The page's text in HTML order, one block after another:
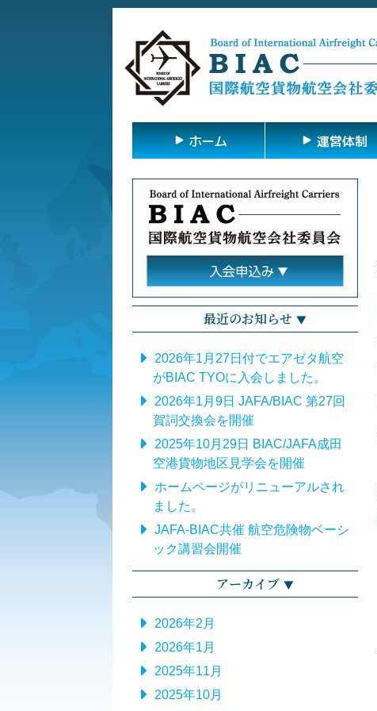
ホーム 運営体制
最近のお知らせ
2026年1月27日付でエアゼタ航空
がBIAC TYOに入会しました。
2026年1月9日 JAFA/BIAC 第27回
賀詞交換会を開催
2025年10月29日 BIAC/JAFA成田
空港貨物地区見学会を開催
ホームページがリニューアルされ
ました。
JAFA-BIAC共催 航空危険物ベーシ
ック講習会開催
アーカイブ
2026年2月
2026年1月
2025年11月
2025年10月